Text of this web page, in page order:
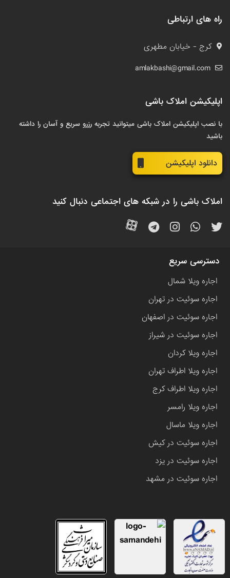
راه های ارتباطی
کرج - خیابان مطهری
amlakbashi@gmail.com
اپلیکیشن املاک باشی
با نصب اپلیکیشن املاک باشی میتوانید تجربه رزرو سریع و آسان را داشته
باشید
دانلود اپلیکیشن
املاک باشی را در شبکه های اجتماعی دنبال کنید
دسترسی سریع
اجاره ویلا شمال
اجاره سوئیت در تهران
اجاره سوئیت در اصفهان
اجاره سوئیت در شیراز
اجاره ویلا کردان
اجاره ویلا اطراف تهران
اجاره ویلا اطراف کرج
اجاره ویلا رامسر
اجاره ویلا ماسال
اجاره سوئیت در کیش
اجاره سوئیت در یزد
اجاره سوئیت در مشهد